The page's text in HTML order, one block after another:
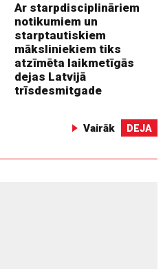
Ar starpdisciplināriem
notikumiem un
starptautiskiem
māksliniekiem tiks
atzīmēta laikmetīgās
dejas Latvijā
trīsdesmitgade
Vairāk DEJA